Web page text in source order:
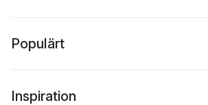
Populärt
Inspiration